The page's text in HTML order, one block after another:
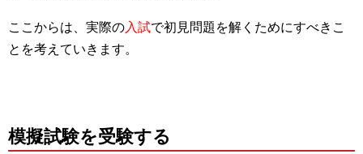
ここからは、実際の入試で初見問題を解くためにすべきこ
とを考えていきます。
模擬試験を受験する